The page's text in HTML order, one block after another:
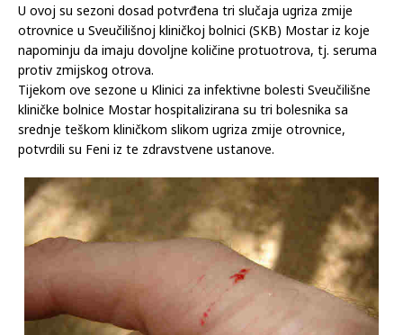
U ovoj su sezoni dosad potvrđena tri slučaja ugriza zmije
otrovnice u Sveučilišnoj kliničkoj bolnici (SKB) Mostar iz koje
napominju da imaju dovoljne količine protuotrova, tj. seruma
protiv zmijskog otrova.
Tijekom ove sezone u Klinici za infektivne bolesti Sveučilišne
kliničke bolnice Mostar hospitalizirana su tri bolesnika sa
srednje teškom kliničkom slikom ugriza zmije otrovnice,
potvrdili su Feni iz te zdravstvene ustanove.